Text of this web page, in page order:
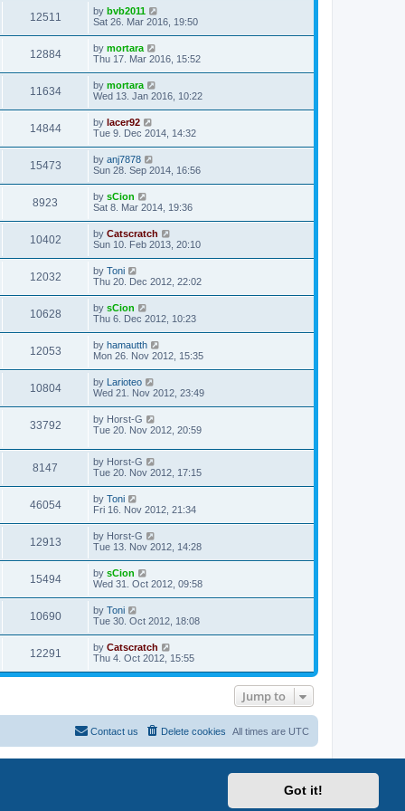
Got it!
12511 by bvb2011
Sat 26. Mar 2016, 19:50
12884 by mortara
Thu 17. Mar 2016, 15:52
11634 by mortara
Wed 13. Jan 2016, 10:22
14844 by lacer92
Tue 9. Dec 2014, 14:32
15473 by anj7878
Sun 28. Sep 2014, 16:56
8923 by sCion
Sat 8. Mar 2014, 19:36
10402 by Catscratch
Sun 10. Feb 2013, 20:10
12032 by Toni
Thu 20. Dec 2012, 22:02
10628 by sCion
Thu 6. Dec 2012, 10:23
12053 by hamautth
Mon 26. Nov 2012, 15:35
10804 by
Larioteo
Wed 21. Nov 2012, 23:49
33792 by Horst-G
Tue 20. Nov 2012, 20:59
8147 by Horst-G
Tue 20. Nov 2012, 17:15
46054 by Toni
Fri 16. Nov 2012, 21:34
12913 by Horst-G
Tue 13. Nov 2012, 14:28
15494 by sCion
Wed 31. Oct 2012, 09:58
10690 by Toni
Tue 30. Oct 2012, 18:08
12291 by Catscratch
Thu 4. Oct 2012, 15:55
Jump to
All times are UTC
Delete cookies
Contact us